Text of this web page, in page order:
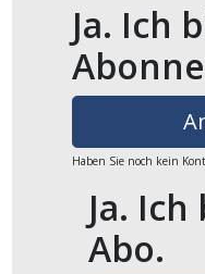
Ja. Ich
Haben Sie noch kein
Ja.
Abo.